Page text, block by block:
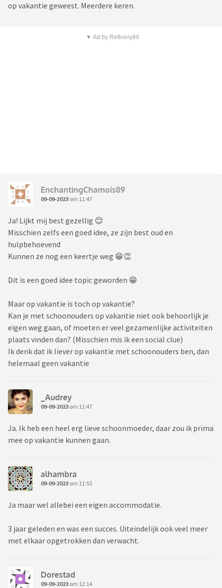
op vakantie geweest. Meerdere keren.
▼ Ad by Refinery89
EnchantingChamois89
09-09-2023 om 11:47
Ja! Lijkt mij best gezellig 😊
Misschien zelfs een goed idee, ze zijn best oud en
hulpbehoevend
Kunnen ze nog een keertje weg 😁👏
Dit is een goed idee topic geworden 😁
Maar op vakantie is toch op vakantie?
Kan je met schoonouders op vakantie niet ook behoorlijk je
eigen weg gaan, of moeten er veel gezamenlijke activiteiten
plaats vinden dan? (Misschien mis ik een social clue)
Ik denk dat ik liever op vakantie met schoonouders ben, dan
helemaal geen vakantie
_Audrey
09-09-2023 om 11:47
Ja. Ik heb een heel erg lieve schoonmoeder, daar zou ik prima
mee op vakantie kunnen gaan.
alhambra
09-09-2023 om 11:55
Ja maar wel allebei een eigen accommodatie.
3 jaar geleden en was een succes. Uiteindelijk ook veel meer
met elkaar opgetrokken dan verwacht.
Dorestad
09-09-2023 om 12:14